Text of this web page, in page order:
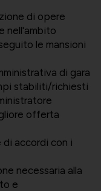
di opere
nell'ambito
le mansioni
di gara
stabiliti/richiesti
offerta
accordi con i
necessaria alla
e